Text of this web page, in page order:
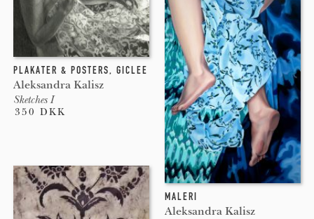
PLAKATER & POSTERS, GICLEE
Aleksandra Kalisz
Sketches I
350 DKK
MALERI
Aleksandra Kalisz